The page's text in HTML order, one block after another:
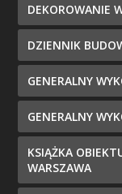
DEKOROWANIE
DZIENNIK
GENERALNY
GENERALNY
KSIĄŻKA
WARSZAWA